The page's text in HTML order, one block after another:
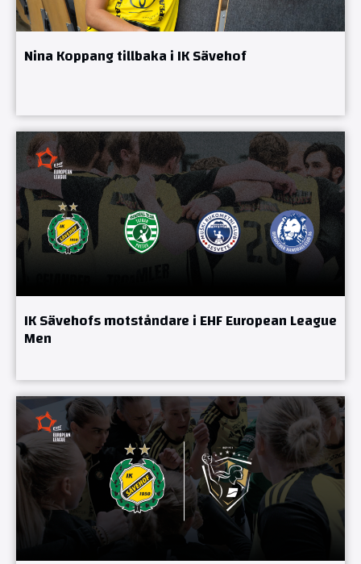
Nina Koppang tillbaka i IK Sävehof
IK Sävehofs motståndare i EHF European League
Men